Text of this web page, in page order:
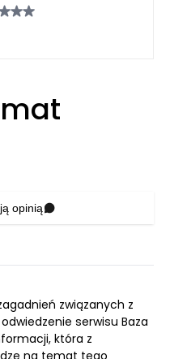
opinią
związanych z
serwisu Baza
która z
na temat tego